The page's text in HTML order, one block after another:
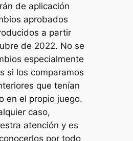
de aplicación
aprobados
a partir
de 2022. No se
especialmente
si los comparamos
que tenían
en el propio juego.
caso,
atención y es
por todo